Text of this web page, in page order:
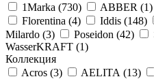
1Marka (730) ABBER (1)
Florentina (4) Iddis (148)
Milardo (3) Poseidon (42)
WasserKRAFT (1)
Коллекция
Acros (3) AELITA (13)